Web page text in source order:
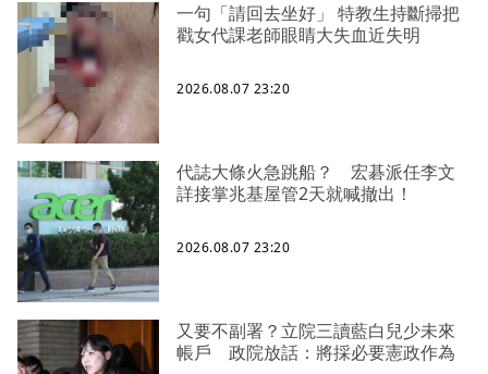
一句「請回去坐好」 特教生持斷掃把
戳女代課老師眼睛大失血近失明
2026.08.07 23:20
代誌大條火急跳船？ 宏碁派任李文
詳接掌兆基屋管2天就喊撤出！
2026.08.07 23:20
又要不副署？立院三讀藍白兒少未來
帳戶 政院放話：將採必要憲政作為